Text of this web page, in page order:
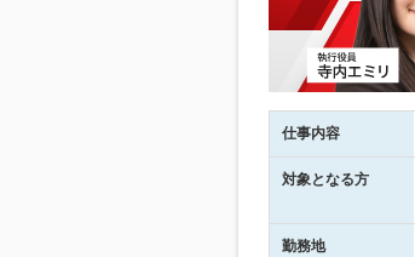
仕事内容
対象となる方
勤務地